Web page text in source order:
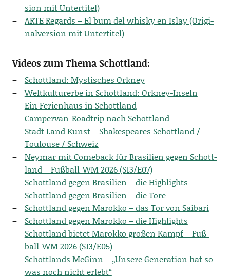
si­on mit Untertitel)
ARTE Regards – El bum del whis­ky en Islay (Ori­gi­
nal­ver­si­on mit Untertitel)
Videos zum Thema Schottland:
Schott­land: Mys­ti­sches Orkney
Welt­kul­tur­er­be in Schott­land: Orkney-Inseln
Ein Feri­en­haus in Schottland
Cam­per­van-Road­trip nach Schottland
Stadt Land Kunst – Shake­speares Schott­land /
Tou­lou­se / Schweiz
Ney­mar mit Come­back für Bra­si­li­en gegen Schott­
land – Fuß­ball-WM 2026 (S13/E07)
Schott­land gegen Bra­si­li­en – die Highlights
Schott­land gegen Bra­si­li­en – die Tore
Schott­land gegen Marok­ko – das Tor von Saibari
Schott­land gegen Marok­ko – die Highlights
Schott­land bie­tet Marok­ko gro­ßen Kampf – Fuß­
ball-WM 2026 (S13/E05)
Schott­lands McGinn – „Unse­re Gene­ra­ti­on hat so
was noch nicht erlebt“